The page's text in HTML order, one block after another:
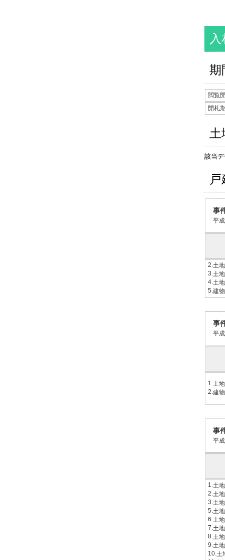
期
閲覧
開札
土
該当デ
事
平
2.土地
3.土地
4.土地
5.建物
事
平
1.土地
2.建物
事
平
1.土地
2.土地
3.土地
5.土地
6.土地
7.土地
8.土地
9.土地
10.土